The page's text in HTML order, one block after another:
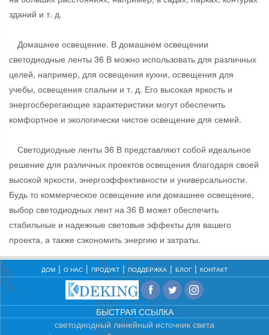
зданий и т. д.
Домашнее освещение. В домашнем освещении
светодиодные ленты 36 В можно использовать для различных
целей, например, для освещения кухни, освещения для
учебы, освещения спальни и т. д. Его высокая яркость и
энергосберегающие характеристики могут обеспечить
комфортное и экологически чистое освещение для семей.
Светодиодные ленты 36 В представляют собой идеальное
решение для различных проектов освещения благодаря своей
высокой яркости, энергоэффективности и универсальности.
Будь то коммерческое освещение или домашнее освещение,
выбор светодиодных лент на 36 В может обеспечить
стабильные и надежные световые эффекты для вашего
проекта, а также сэкономить энергию и затраты.
ДОМ О НАС ПРОДУКТ ПОДДЕРЖКА БЛОГ КОНТАКТ
БЫСТРАЯ ССЫЛКА
светодиодный линейный источник света